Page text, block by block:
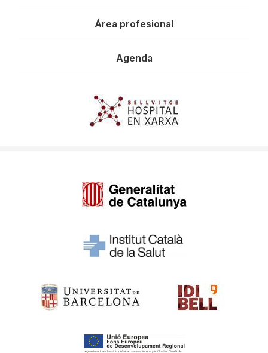
Área profesional
Agenda